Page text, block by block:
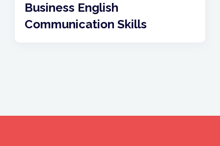
Business English
Communication Skills